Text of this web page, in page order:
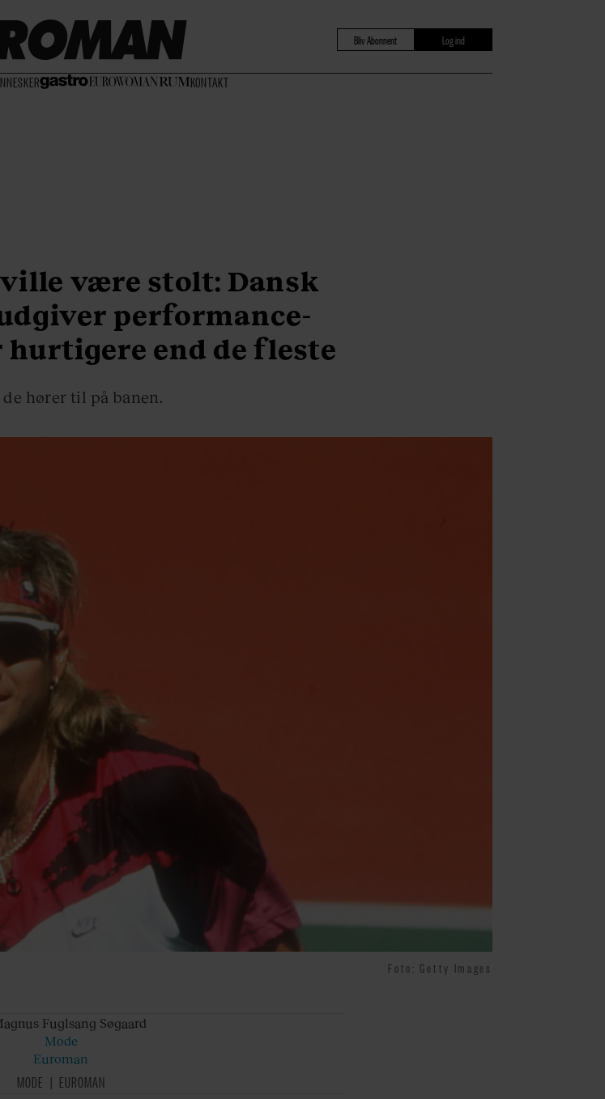
KONTAKT
Bliv Abonnent Log ind
være stolt: Dansk
performance-
end de fleste
de hører til på banen.
Foto: Getty Images
Fuglsang Søgaard
Mode
Euroman
MODE
EUROMAN